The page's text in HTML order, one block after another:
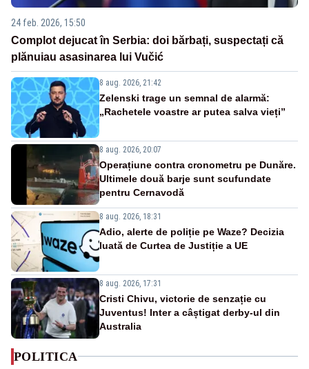
24 feb. 2026, 15:50
Complot dejucat în Serbia: doi bărbați, suspectați că
plănuiau asasinarea lui Vučić
8 aug. 2026, 21:42
Zelenski trage un semnal de alarmă:
„Rachetele voastre ar putea salva vieți”
8 aug. 2026, 20:07
Operațiune contra cronometru pe Dunăre.
Ultimele două barje sunt scufundate
pentru Cernavodă
8 aug. 2026, 18:31
Adio, alerte de poliție pe Waze? Decizia
luată de Curtea de Justiție a UE
8 aug. 2026, 17:31
Cristi Chivu, victorie de senzație cu
Juventus! Inter a câștigat derby-ul din
Australia
POLITICA